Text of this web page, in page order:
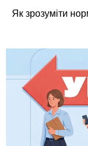
Як зрозуміти